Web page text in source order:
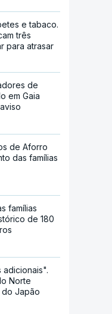
e tabaco.
três
para atrasar
de
em Gaia
de Aforro
das famílias
famílias
de 180
adicionais".
Norte
Japão